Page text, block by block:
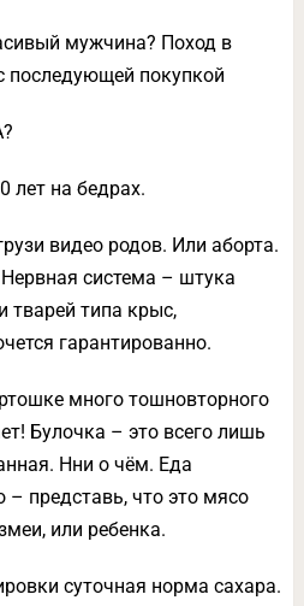
мужчина? Поход в
последующей покупкой
лет на бедрах.
видео родов. Или аборта.
система – штука
тварей типа крыс,
гарантированно.
много тошновторного
Булочка – это всего лишь
Нни о чём. Еда
представь, что это мясо
или ребенка.
суточная норма сахара.